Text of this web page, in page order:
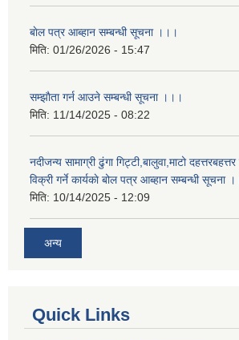
बाेल पत्र आब्हान सम्बन्धी सूचना ।।।
मिति: 01/26/2026 - 15:47
सम्झाैता गर्न आउने सम्बन्धी सूचना ।।।
मिति: 11/14/2025 - 08:22
नदीजन्य सामाग्री ढुंगा गिट्टी,बालुवा,माटो
विक्री गर्ने कार्यकाे बोल पत्र आब्हान सम्बन्धी सूचना
मिति: 10/14/2025 - 12:09
अन्य
Quick Links